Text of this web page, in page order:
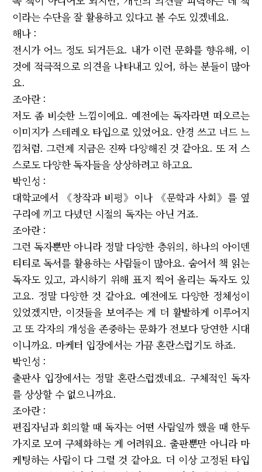
이라는 수단을 잘 활용하고 있다고 볼 수도 있겠네요.
해나 :
전시가 어느 정도 되거든요. 내가 이런 문화를 향유해, 이
것에 적극적으로 의견을 나타내고 있어, 하는 분들이 많아
요.
조아란 :
저도 좀 비슷한 느낌이에요. 예전에는 독자라면 떠오르는
이미지가 스테레오 타입으로 있었어요. 안경 쓰고 너드 느
낌처럼. 그런제 지금은 진짜 다양해진 것 같아요. 또 저 스
스로도 다양한 독자들을 상상하려고 하고요.
박인성 :
대학교에서 《창작과 비평》이나 《문학과 사회》를 옆
구리에 끼고 다녔던 시절의 독자는 아닌 거죠.
조아란 :
그런 독자뿐만 아니라 정말 다양한 층위의, 하나의 아이덴
티티로 독서를 활용하는 사람들이 많아요. 숨어서 책 읽는
독자도 있고, 과시하기 위해 표지 찍어 올리는 독자도 있
고요. 정말 다양한 것 같아요. 예전에도 다양한 정체성이
있었겠지만, 이것들을 보여주는 게 더 활발하게 이루어지
고 또 각자의 개성을 존중하는 문화가 전보다 당연한 시대
이니까요. 마케터 입장에서는 가끔 혼란스럽기도 하죠.
박인성 :
출판사 입장에서는 정말 혼란스럽겠네요. 구체적인 독자
를 상상할 수 없으니까요.
조아란 :
편집자님과 회의할 때 독자는 어떤 사람일까 했을 때 한두
가지로 모여 구체화하는 게 어려워요. 출판뿐만 아니라 마
케팅하는 사람이 다 그럴 것 같아요. 더 이상 고정된 타입